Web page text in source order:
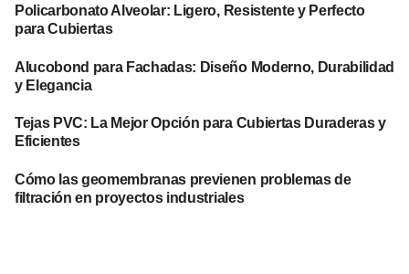
Policarbonato Alveolar: Ligero, Resistente y Perfecto
para Cubiertas
Alucobond para Fachadas: Diseño Moderno, Durabilidad
y Elegancia
Tejas PVC: La Mejor Opción para Cubiertas Duraderas y
Eficientes
Cómo las geomembranas previenen problemas de
filtración en proyectos industriales